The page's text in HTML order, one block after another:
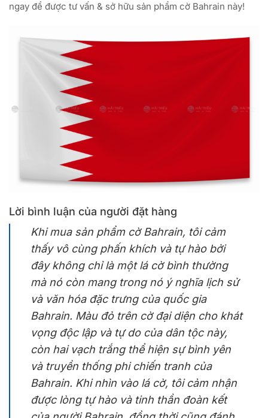
ngay để được tư vấn & sở hữu sản phẩm cờ Bahrain này!
Lời bình luận của người đặt hàng
Khi mua sản phẩm cờ Bahrain, tôi cảm
thấy vô cùng phấn khích và tự hào bởi
đây không chỉ là một lá cờ bình thường
mà nó còn mang trong nó ý nghĩa lịch sử
và văn hóa đặc trưng của quốc gia
Bahrain. Màu đỏ trên cờ đại diện cho khát
vọng độc lập và tự do của dân tộc này,
còn hai vạch trắng thể hiện sự bình yên
và truyền thống phi chiến tranh của
Bahrain. Khi nhìn vào lá cờ, tôi cảm nhận
được lòng tự hào và tinh thần đoàn kết